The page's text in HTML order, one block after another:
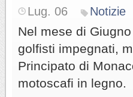
Lug. 06 Notizie
Nel mese di
golfisti impegnati,
Principato di
motoscafi in legno.